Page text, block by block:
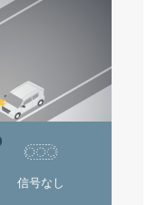
信号なし